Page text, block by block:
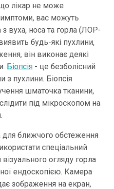
лікар не може
вас можуть
з вуха, носа та горла (ЛОР-
будь-які пухлини,
він виконає деякі
Біопсія- це безболісний
з пухлини. Біопсія
шматочка тканини,
під мікроскопом на
ближчого обстеження
спеціальний
огляду горла
ендоскопією. Камера
зображення на екран,